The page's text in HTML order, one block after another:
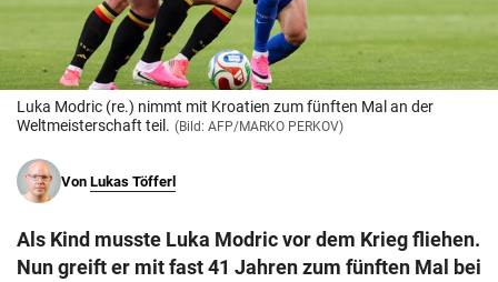
© Krone Multimedia GmbH & Co KG 2026
Muthgasse 2, 1190 Wien
Luka Modric (re.) nimmt mit Kroatien zum fünften Mal an der
Weltmeisterschaft teil. (Bild: AFP/MARKO PERKOV)
Von Lukas Töfferl
Als Kind musste Luka Modric vor dem Krieg fliehen.
Nun greift er mit fast 41 Jahren zum fünften Mal bei